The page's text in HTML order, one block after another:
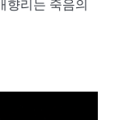
향리는 죽음의